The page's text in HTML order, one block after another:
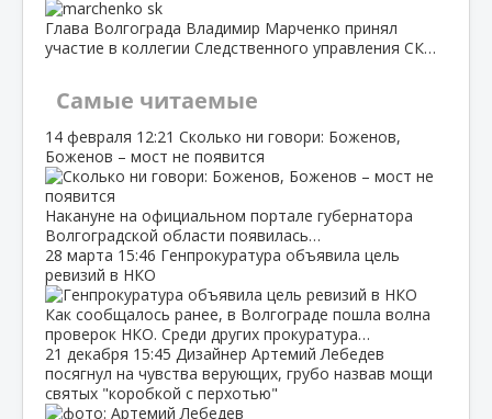
Глава Волгограда Владимир Марченко принял
участие в коллегии Следственного управления СК…
Самые читаемые
14 февраля 12:21 Сколько ни говори: Боженов,
Боженов – мост не появится
Накануне на официальном портале губернатора
Волгоградской области появилась…
28 марта 15:46 Генпрокуратура объявила цель
ревизий в НКО
Как сообщалось ранее, в Волгограде пошла волна
проверок НКО. Среди других прокуратура…
21 декабря 15:45 Дизайнер Артемий Лебедев
посягнул на чувства верующих, грубо назвав мощи
святых "коробкой с перхотью"